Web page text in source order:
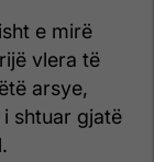
e mirë
vlera të
arsye,
shtuar gjatë